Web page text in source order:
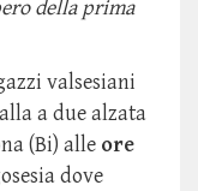
della prima
valsesiani
a due alzata
(Bi) alle ore
dove